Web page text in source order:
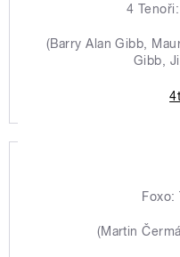
4
(Barry Alan Gibb,
Gibb,
Foxo:
(Martin